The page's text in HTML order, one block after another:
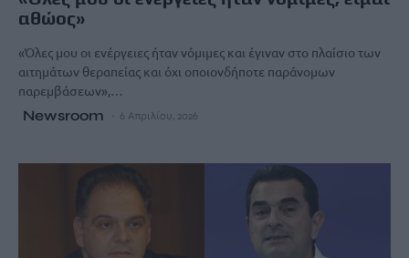
αθώος»
«Όλες μου οι ενέργειες ήταν νόμιμες και έγιναν στο πλαίσιο των
αιτημάτων θεραπείας και όχι οποιονδήποτε παράνομων
παρεμβάσεων»,…
Newsroom 6 Απριλίου, 2026